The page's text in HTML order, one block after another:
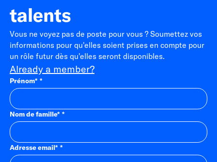
talents
Vous ne voyez pas de poste pour vous ? Soumettez vos
informations pour qu'elles soient prises en compte pour
un rôle futur dès qu'elles seront disponibles.
Already a member?
Prénom*
Nom de famille*
Adresse email*